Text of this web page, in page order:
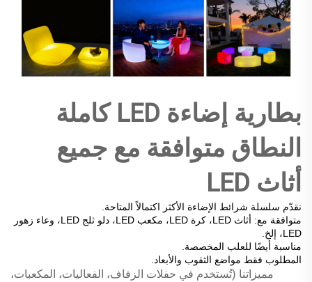
بطارية إضاءة LED كاملة
النطاق متوافقة مع جميع
أثاث LED
نقدّم سلسلة شرائط الإضاءة الأكثر اكتمالاً المتاحة.
متوافقة مع: أثاث LED، كرة LED، مكعب LED، دلو ثلج LED، وعاء زهور
LED، إلخ.
مناسبة أيضًا للعلب المخصصة.
المطلوب فقط مواضع الثقوب والأبعاد.
مميزاتنا (تُستخدم في حفلات الزفاف، الفعاليات، المكعبات،